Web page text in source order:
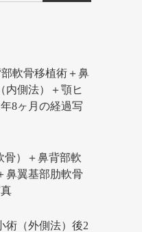
軟骨移植術＋鼻
内側法）＋顎ヒ
8ヶ月の経過写
骨）＋鼻背部軟
鼻翼基部肋軟骨
術（外側法）後2